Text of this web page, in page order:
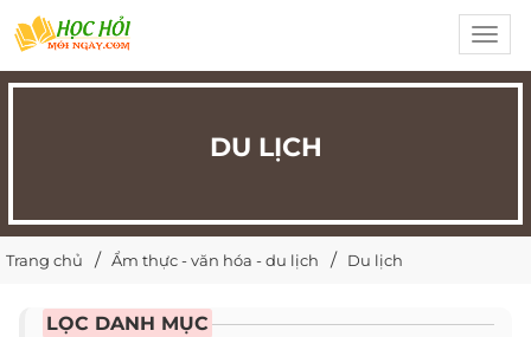
DU LỊCH
Trang chủ Ẩm thực - văn hóa - du lịch Du lịch
LỌC DANH MỤC